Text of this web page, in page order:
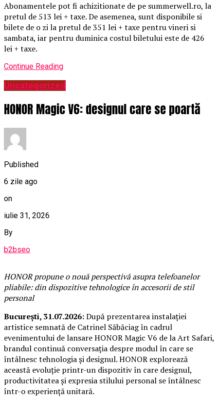
Abonamentele pot fi achizitionate de pe summerwell.ro, la
pretul de 513 lei + taxe. De asemenea, sunt disponibile si
bilete de o zi la pretul de 351 lei + taxe pentru vineri si
sambata, iar pentru duminica costul biletului este de 426
lei + taxe.
Continue Reading
Uncategorized
HONOR Magic V6: designul care se poartă
Published
6 zile ago
on
iulie 31, 2026
By
b2bseo
HONOR propune o nouă perspectivă asupra telefoanelor
pliabile: din dispozitive tehnologice în accesorii de stil
personal
București, 31.07.2026:După prezentarea instalației
artistice semnată de Catrinel Săbăciag în cadrul
evenimentului de lansare HONOR Magic V6 de la Art Safari,
brandul continuă conversația despre modul în care se
întâlnesc tehnologia și designul. HONOR explorează
această evoluție printr-un dispozitiv în care designul,
productivitatea și expresia stilului personal se întâlnesc
într-o experiență unitară.